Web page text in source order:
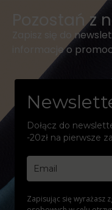
Pozostań z
Zapisz się do
informacje o
Dołącz do
-20zł na pierwsze
Zapisując się wyrażasz